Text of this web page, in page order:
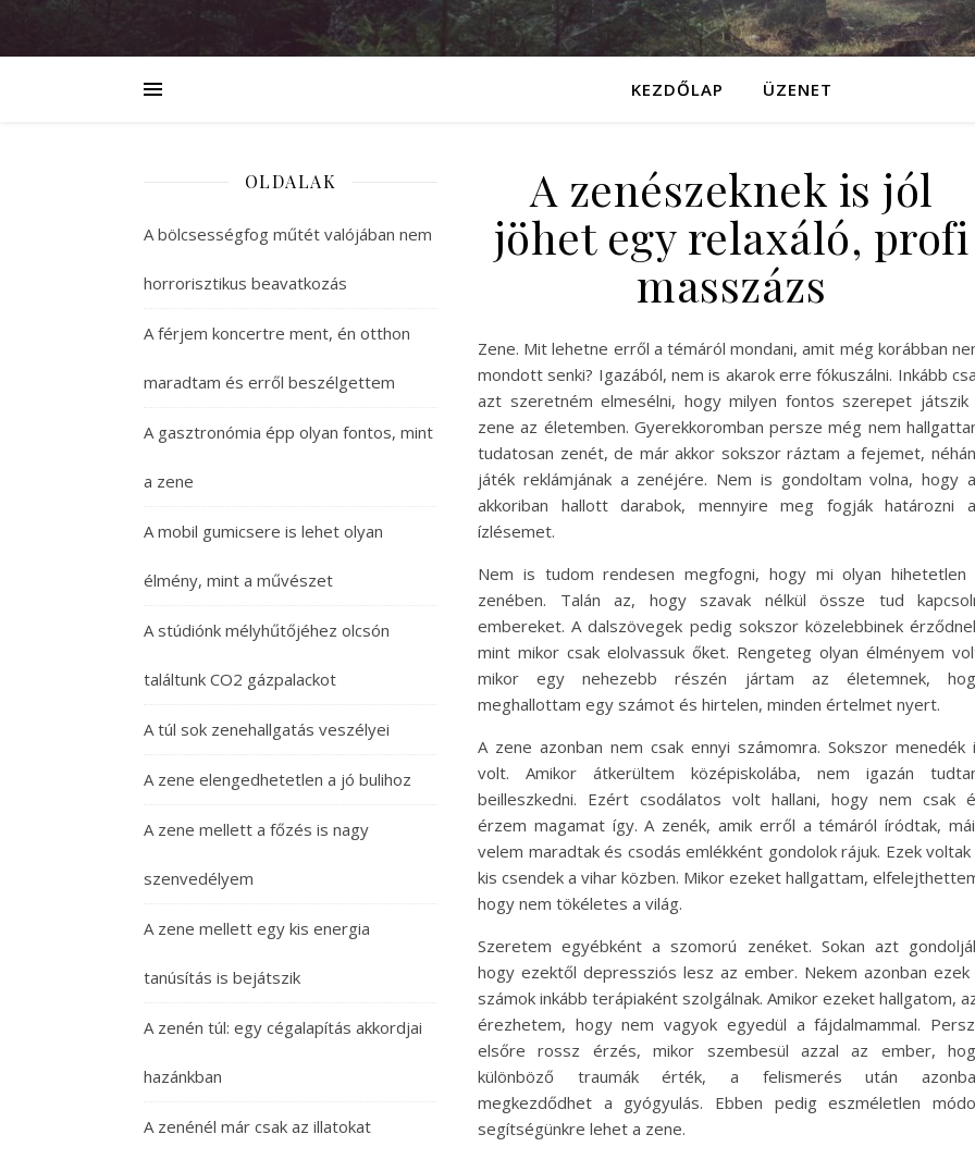
KEZDŐLAP ÜZENET
OLDALAK
A bölcsességfog műtét valójában nem
horrorisztikus beavatkozás
A férjem koncertre ment, én otthon
maradtam és erről beszélgettem
A gasztronómia épp olyan fontos, mint
a zene
A mobil gumicsere is lehet olyan
élmény, mint a művészet
A stúdiónk mélyhűtőjéhez olcsón
találtunk CO2 gázpalackot
A túl sok zenehallgatás veszélyei
A zene elengedhetetlen a jó bulihoz
A zene mellett a főzés is nagy
szenvedélyem
A zene mellett egy kis energia
tanúsítás is bejátszik
A zenén túl: egy cégalapítás akkordjai
hazánkban
A zenénél már csak az illatokat
A zenészeknek is jól
jöhet egy relaxáló, profi
masszázs
Zene. Mit lehetne erről a témáról mondani, amit még korábban
mondott senki? Igazából, nem is akarok erre fókuszálni. Inkább
azt szeretném elmesélni, hogy milyen fontos szerepet játszik
zene az életemben. Gyerekkoromban persze még nem
tudatosan zenét, de már akkor sokszor ráztam a fejemet,
játék reklámjának a zenéjére. Nem is gondoltam volna, hogy
akkoriban hallott darabok, mennyire meg fogják határozni
ízlésemet.
Nem is tudom rendesen megfogni, hogy mi olyan hihetetlen
zenében. Talán az, hogy szavak nélkül össze tud
embereket. A dalszövegek pedig sokszor közelebbinek
mint mikor csak elolvassuk őket. Rengeteg olyan élményem
mikor egy nehezebb részén jártam az életemnek,
meghallottam egy számot és hirtelen, minden értelmet nyert.
A zene azonban nem csak ennyi számomra. Sokszor menedék
volt. Amikor átkerültem középiskolába, nem igazán
beilleszkedni. Ezért csodálatos volt hallani, hogy nem csak
érzem magamat így. A zenék, amik erről a témáról íródtak,
velem maradtak és csodás emlékként gondolok rájuk. Ezek voltak
kis csendek a vihar közben. Mikor ezeket hallgattam,
hogy nem tökéletes a világ.
Szeretem egyébként a szomorú zenéket. Sokan azt
hogy ezektől depressziós lesz az ember. Nekem azonban ezek
számok inkább terápiaként szolgálnak. Amikor ezeket hallgatom,
érezhetem, hogy nem vagyok egyedül a fájdalmammal.
elsőre rossz érzés, mikor szembesül azzal az ember,
különböző traumák érték, a felismerés után
megkezdődhet a gyógyulás. Ebben pedig eszméletlen
segítségünkre lehet a zene.